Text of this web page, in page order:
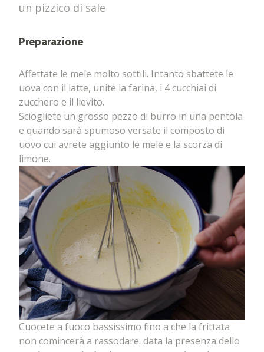
un pizzico di sale
Preparazione
Affettate le mele molto sottili. Intanto sbattete le
uova con il latte, unite la farina, i 4 cucchiai di
zucchero e il lievito.
Sciogliete un grosso pezzo di burro in una pentola
e quando sarà spumoso versate il composto di
uovo cui avrete aggiunto le mele e la scorza di
limone.
Cuocete a fuoco bassissimo fino a che la frittata
non comincerà a rassodare: data la presenza dello